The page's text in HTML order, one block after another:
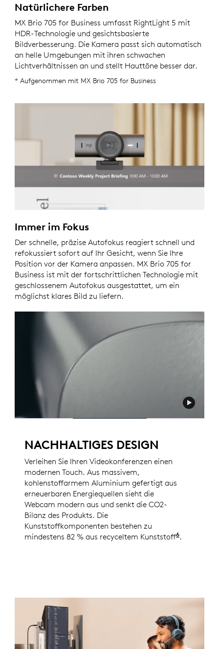
Natürlichere Farben
MX Brio 705 for Business umfasst RightLight 5 mit
HDR-Technologie und gesichtsbasierte
Bildverbesserung. Die Kamera passt sich automatisch
an helle Umgebungen mit ihren schwachen
Lichtverhältnissen an und stellt Hauttöne besser dar.
* Aufgenommen mit MX Brio 705 for Business
Immer im Fokus
Der schnelle, präzise Autofokus reagiert schnell und
refokussiert sofort auf Ihr Gesicht, wenn Sie Ihre
Position vor der Kamera anpassen. MX Brio 705 for
Business ist mit der fortschrittlichen Technologie mit
geschlossenem Autofokus ausgestattet, um ein
möglichst klares Bild zu liefern.
NACHHALTIGES DESIGN
Verleihen Sie Ihren Videokonferenzen einen
modernen Touch. Aus massivem,
kohlenstoffarmem Aluminium gefertigt aus
erneuerbaren Energiequellen sieht die
Webcam modern aus und senkt die CO2-
Bilanz des Produkts. Die
Kunststoffkomponenten bestehen zu
mindestens 82 % aus recyceltem Kunststoff6.